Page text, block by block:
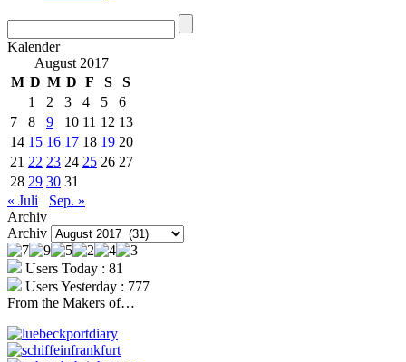
Kalender
August 2017
M D M D F S
S
1
2 3 4 5
6
7
8 9 10 11 12 13
14 15 16 17 18 19 20
21 22 23 24 25 26 27
28 29 30 31
« Juli
Sep. »
Archiv
Archiv
Users Today : 81
Users Yesterday : 777
From the Makers of…